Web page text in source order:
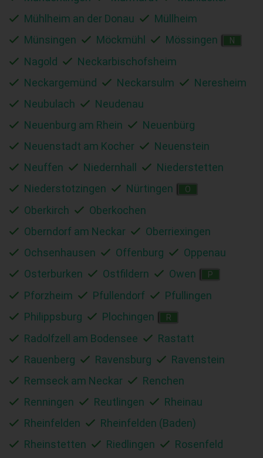
Mühlheim an der Donau
Müllheim
Münsingen
Möckmühl Mössingen N
Nagold
Neckarbischofsheim
Neckargemünd
Neckarsulm
Neresheim
Neubulach
Neudenau
Neuenburg am Rhein
Neuenbürg
Neuenstadt am Kocher
Neuenstein
Neuffen
Niedernhall
Niederstetten
Niederstotzingen
Nürtingen O
Oberkirch
Oberkochen
Oberndorf am Neckar
Oberriexingen
Ochsenhausen
Offenburg
Oppenau
Osterburken
Ostfildern Owen P
Pforzheim Pfullendorf
Pfullingen
Philippsburg
Plochingen R
Radolfzell am Bodensee
Rastatt
Rauenberg
Ravensburg
Ravenstein
Remseck am Neckar
Renchen
Renningen
Reutlingen
Rheinau
Rheinfelden
Rheinfelden (Baden)
Rheinstetten
Riedlingen
Rosenfeld